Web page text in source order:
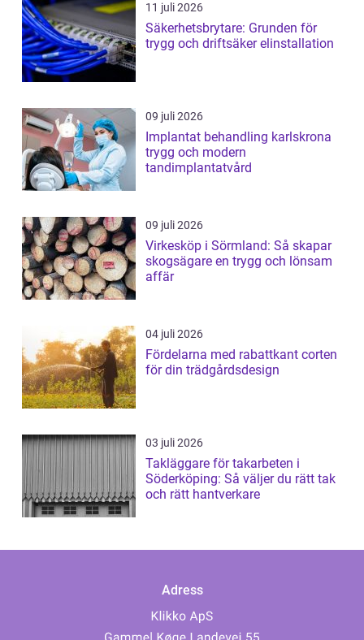
11 juli 2026
Säkerhetsbrytare: Grunden för
trygg och driftsäker elinstallation
09 juli 2026
Implantat behandling karlskrona
trygg och modern
tandimplantatvård
09 juli 2026
Virkesköp i Sörmland: Så skapar
skogsägare en trygg och lönsam
affär
04 juli 2026
Fördelarna med rabattkant corten
för din trädgårdsdesign
03 juli 2026
Takläggare för takarbeten i
Söderköping: Så väljer du rätt tak
och rätt hantverkare
Adress